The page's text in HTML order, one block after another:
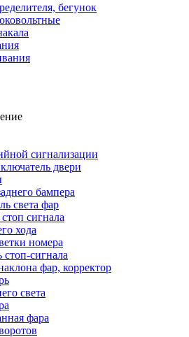
бегунок
сигнализации
двери
бампера
света фар
сигнала
хода
номера
сигнала
фар, корректор
света
фара